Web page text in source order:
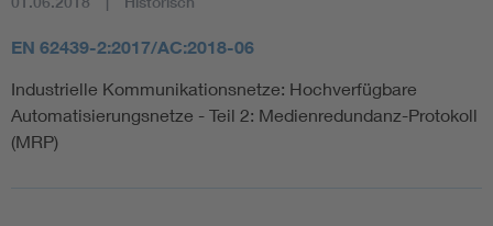
EN 62439-2:2017/AC:2018-06
Industrielle Kommunikationsnetze: Hochverfügbare
Automatisierungsnetze - Teil 2: Medienredundanz-Protokoll
(MRP)